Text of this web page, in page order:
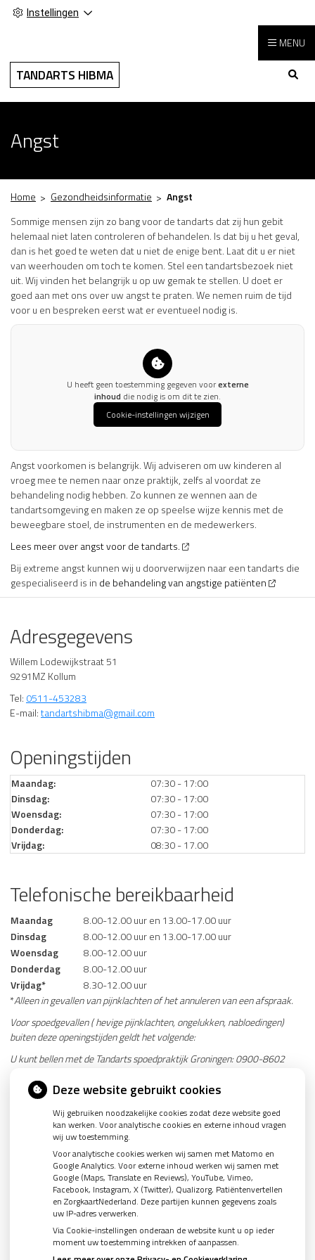
Instellingen
TANDARTS HIBMA
MENU
Angst
Home Gezondheidsinformatie
Angst
Sommige mensen zijn zo bang voor de tandarts dat zij hun gebit
helemaal niet laten controleren of behandelen. Is dat bij u het geval,
dan is het goed te weten dat u niet de enige bent. Laat dit u er niet
van weerhouden om toch te komen. Stel een tandartsbezoek niet
uit. Wij vinden het belangrijk u op uw gemak te stellen. U doet er
goed aan met ons over uw angst te praten. We nemen ruim de tijd
voor u en bespreken eerst wat er eventueel nodig is.
U heeft geen toestemming gegeven voorexterne
inhoud die nodig is om dit te zien.
Cookie-instellingen wijzigen
Angst voorkomen is belangrijk. Wij adviseren om uw kinderen al
vroeg mee te nemen naar onze praktijk, zelfs al voordat ze
behandeling nodig hebben. Zo kunnen ze wennen aan de
tandartsomgeving en maken ze op speelse wijze kennis met de
beweegbare stoel, de instrumenten en de medewerkers.
Lees meer over angst voor de tandarts.
Bij extreme angst kunnen wij u doorverwijzen naar een tandarts die
gespecialiseerd is in de behandeling van angstige patiënten
Adresgegevens
Willem Lodewijkstraat 51
9291MZ Kollum
Tel: 0511-453283
E-mail:tandartshibma@gmail.com
Openingstijden
Maandag:
07:30 - 17:00
Dinsdag:
07:30 - 17:00
Woensdag:
07:30 - 17:00
Donderdag:
07:30 - 17:00
Vrijdag:
08:30 - 17.00
Telefonische bereikbaarheid
Maandag
8.00-12.00 uur en 13.00-17.00 uur
Dinsdag
8.00-12.00 uur en 13.00-17.00 uur
Woensdag
8.00-12.00 uur
Donderdag
8.00-12.00 uur
Vrijdag*
8.30-12.00 uur
*Alleen in gevallen van pijnklachten of het annuleren van een afspraak.
Voor spoedgevallen ( hevige pijnklachten, ongelukken, nabloedingen)
buiten deze openingstijden geldt het volgende:
U kunt bellen met de Tandarts spoedpraktijk Groningen: 0900-8602
Adres: Stationsstraat 5, 9711 AR Groningen
Website: www.tandartsspoedpraktijk.nl
Parkeren: Interparking Bios (bij Pathé bioscoop) Ruiterstraat 12,
9711 CD Groningen
Met OV: vanaf het hoofdstation Groningen 5 minuten lopen.
Deze website gebruikt cookies
Wij gebruiken noodzakelijke cookies zodat deze website goed
kan werken. Voor analytische cookies en externe inhoud vragen
wij uw toestemming.
Voor analytische cookies werken wij samen met Matomo en
Google Analytics. Voor externe inhoud werken wij samen met
Google (Maps, Translate en Reviews), YouTube, Vimeo,
Facebook, Instagram, X (Twitter), Qualizorg, Patiëntenvertellen
en ZorgkaartNederland. Deze partijen kunnen gegevens zoals
uw IP-adres verwerken.
Via Cookie-instellingen onderaan de website kunt u op ieder
moment uw toestemming intrekken of aanpassen.